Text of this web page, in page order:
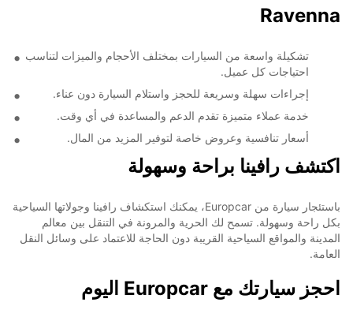
Ravenna
تشكيلة واسعة من السيارات بمختلف الأحجام والميزات لتناسب
احتياجات كل عميل.
إجراءات سهلة وسريعة للحجز واستلام السيارة دون عناء.
خدمة عملاء متميزة تقدم الدعم والمساعدة في أي وقت.
أسعار تنافسية وعروض خاصة لتوفير المزيد من المال.
اكتشف رافينا براحة وسهولة
باستئجار سيارة من Europcar، يمكنك استكشاف رافينا وجولاتها السياحية
بكل راحة وسهولة. تسمح لك الحرية والمرونة في التنقل بين معالم
المدينة والمواقع السياحية القريبة دون الحاجة للاعتماد على وسائل النقل
العامة.
احجز سيارتك مع Europcar اليوم